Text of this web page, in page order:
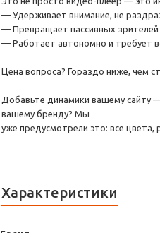
— Удерживает внимание, не
— Превращает пассивных зрителей
— Работает автономно и требует
Цена вопроса? Гораздо ниже, чем
Добавьте динамики вашему сайту
вашему бренду? Мы
уже предусмотрели это: все
Характеристики